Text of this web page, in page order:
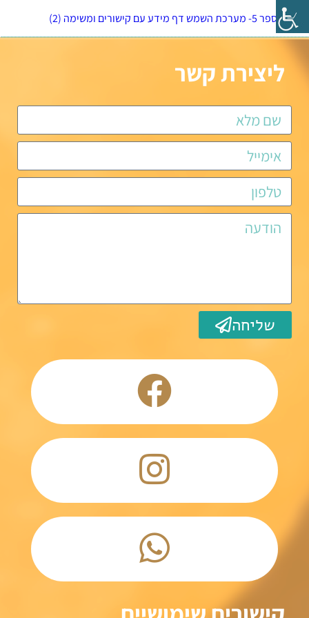
נספח מספר 5- מערכת השמש דף מידע עם קישורים ומשימה (2)
ליצירת קשר
שליחה